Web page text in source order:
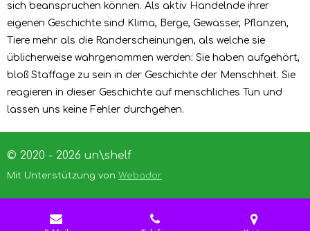
sich beanspruchen können. Als aktiv Handelnde ihrer
eigenen Geschichte sind Klima, Berge, Gewässer, Pflanzen,
Tiere mehr als die Randerscheinungen, als welche sie
üblicherweise wahrgenommen werden: Sie haben aufgehört,
bloß Staffage zu sein in der Geschichte der Menschheit. Sie
reagieren in dieser Geschichte auf menschliches Tun und
lassen uns keine Fehler durchgehen.
© 2020 - 2026 un\shelf
Mit Unterstützung von Webador